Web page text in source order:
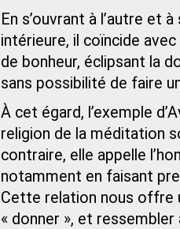
En s’ouvrant à l’autre et
intérieure, il coïncide
de bonheur, éclipsant la
sans possibilité de faire
À cet égard, l’exemple
religion de la méditation
contraire, elle appelle
notamment en faisant
Cette relation nous offre
« donner », et